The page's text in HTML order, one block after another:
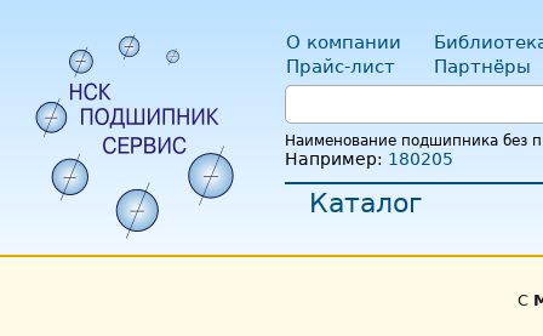
О компании
Прайс-лист
Партнёры
Наименование подшипника без
Например: 180205
Каталог
С